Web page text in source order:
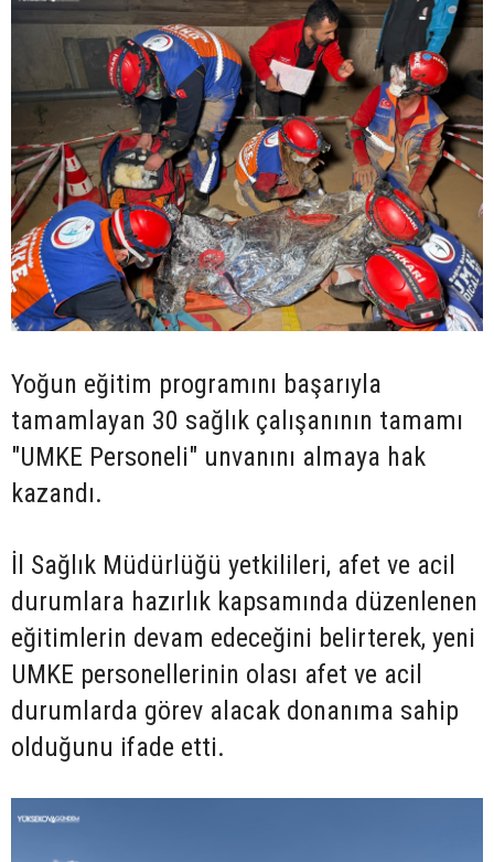
Yoğun eğitim programını başarıyla
tamamlayan 30 sağlık çalışanının tamamı
"UMKE Personeli" unvanını almaya hak
kazandı.
İl Sağlık Müdürlüğü yetkilileri, afet ve acil
durumlara hazırlık kapsamında düzenlenen
eğitimlerin devam edeceğini belirterek, yeni
UMKE personellerinin olası afet ve acil
durumlarda görev alacak donanıma sahip
olduğunu ifade etti.